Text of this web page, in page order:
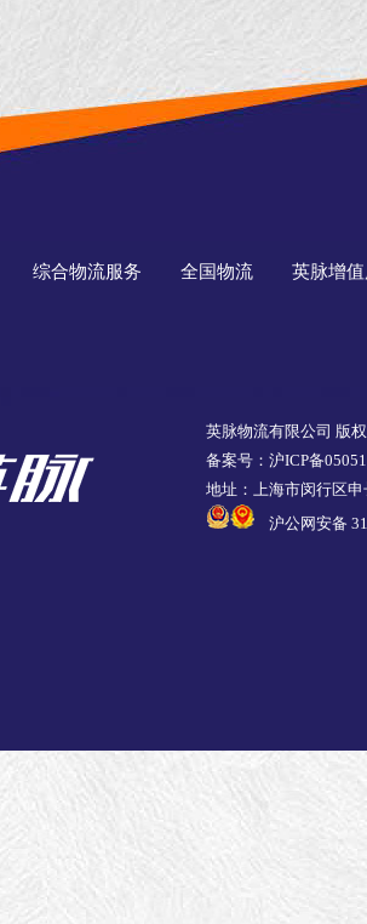
综合物流服务 全国物流 英脉增
英脉物流有限公司 版
备案号：沪ICP备
地址：上海市闵行区
沪公网安备